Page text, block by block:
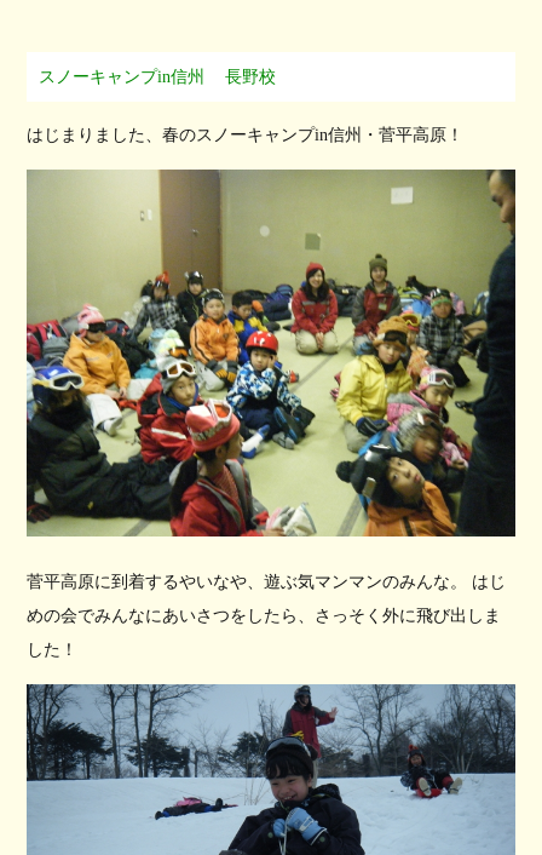
スノーキャンプin信州 長野校
はじまりました、春のスノーキャンプin信州・菅平高原！
菅平高原に到着するやいなや、遊ぶ気マンマンのみんな。 はじ
めの会でみんなにあいさつをしたら、さっそく外に飛び出しま
した！